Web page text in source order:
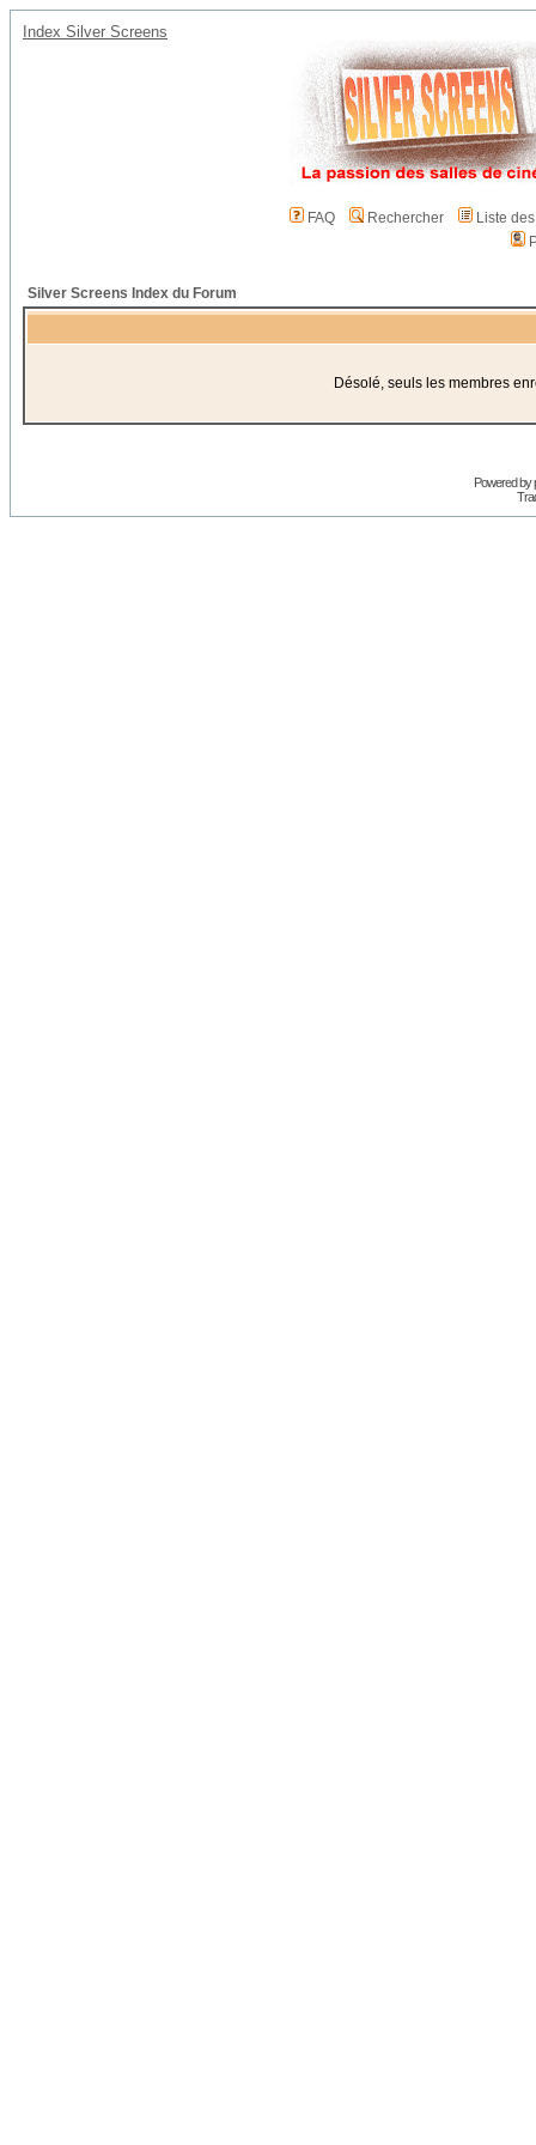
Index Silver Screens
FAQ Rechercher
Liste
Silver Screens Index du Forum
Désolé, seuls les membres
Powered by